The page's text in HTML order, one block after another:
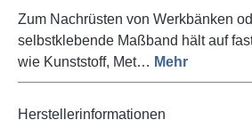
Zum Nachrüsten von Werkbänken
selbstklebende Maßband hält auf
wie Kunststoff, Met… Mehr
Herstellerinformationen